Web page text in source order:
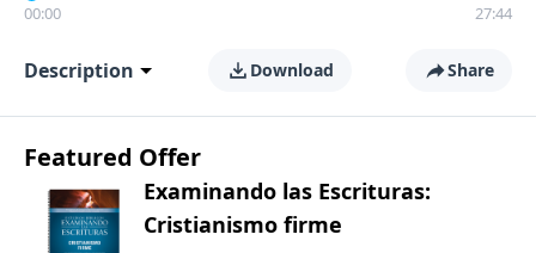
00:00 27:44
Description Download Share
Featured Offer
Examinando las Escrituras:
Cristianismo firme